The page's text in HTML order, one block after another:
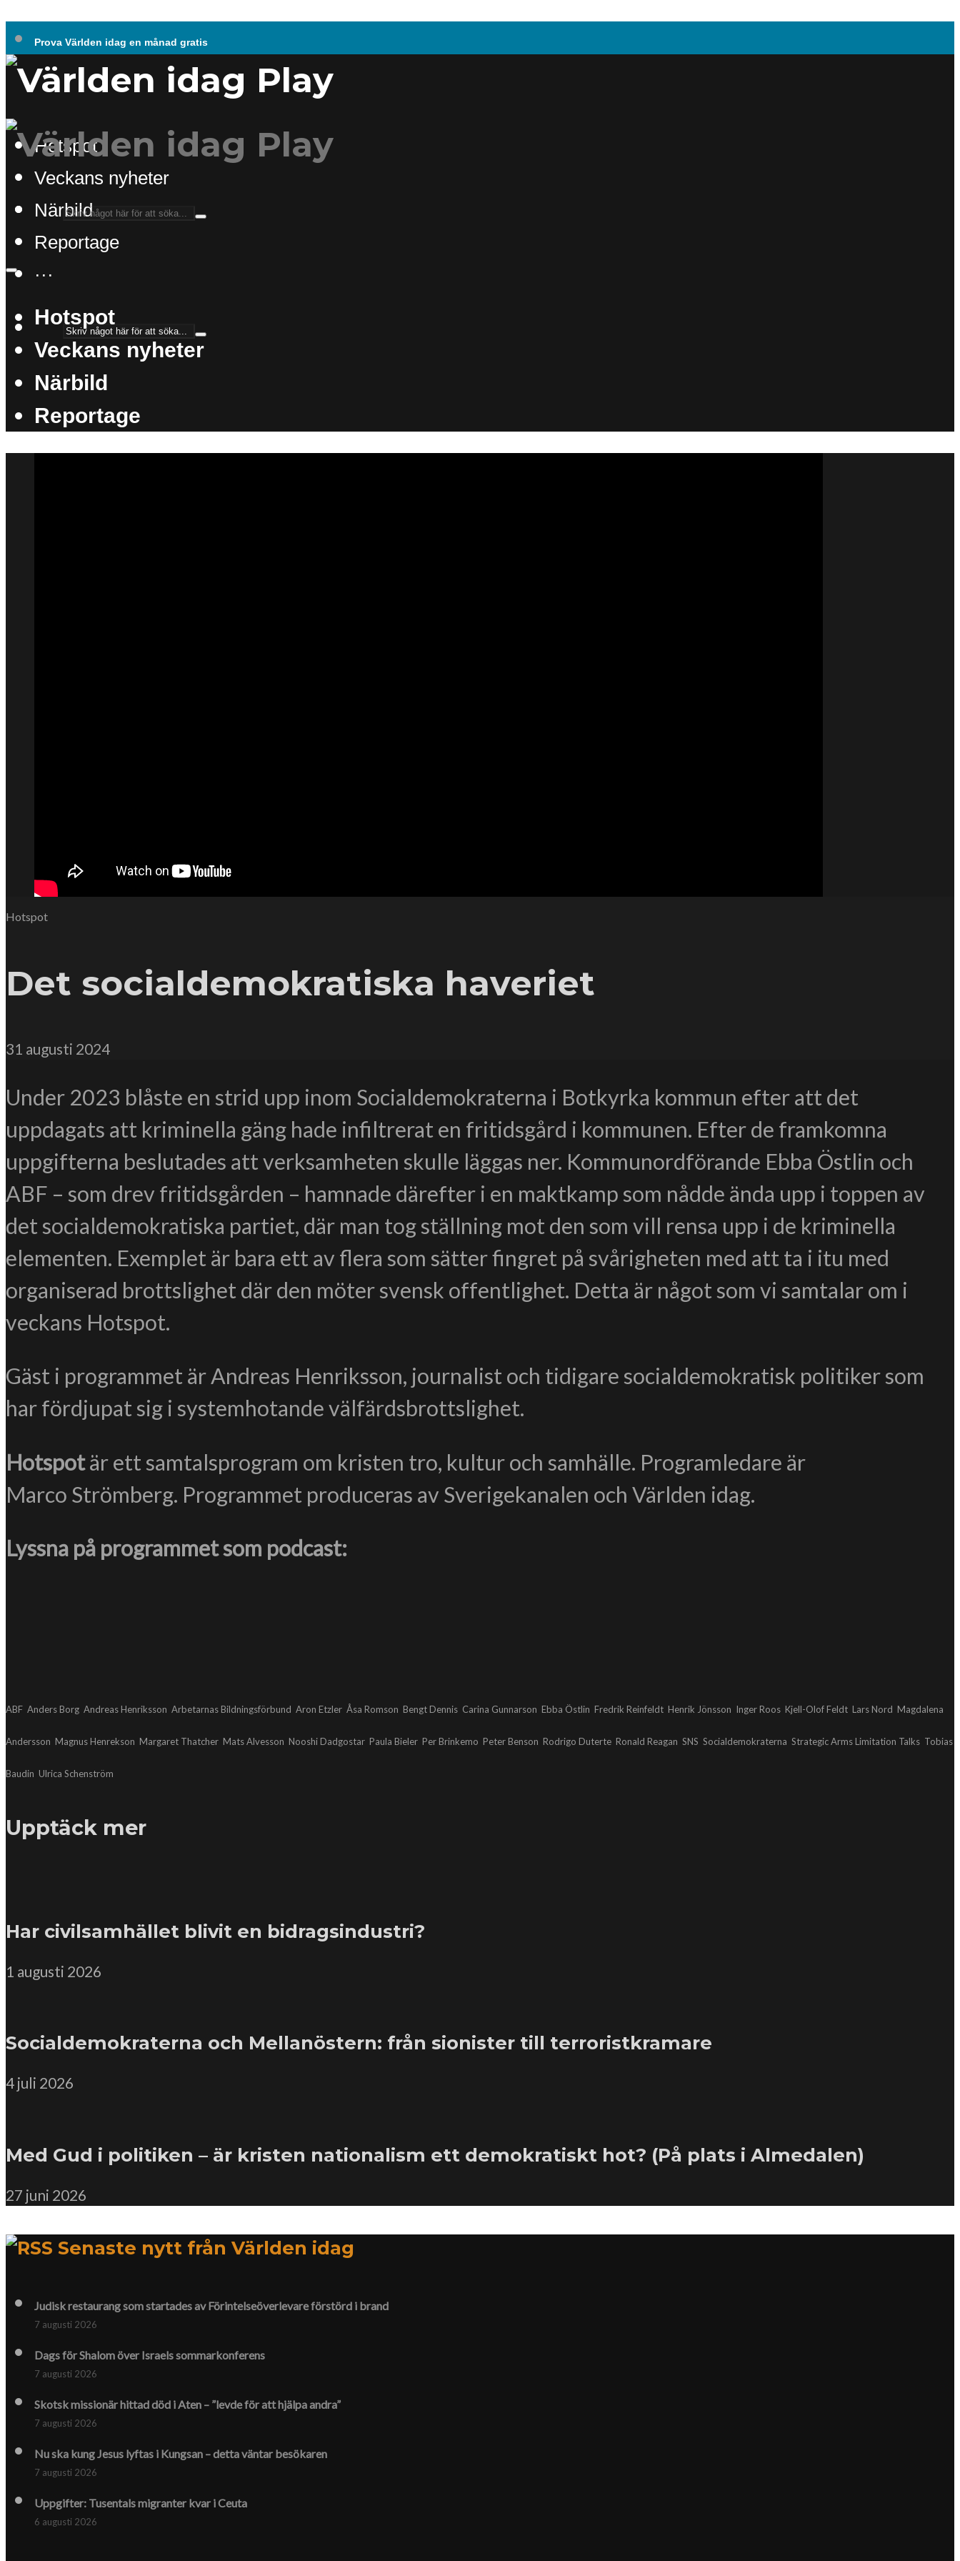
Prova Världen idag en månad gratis
Hotspot
Veckans nyheter
Närbild
Reportage
···
Hotspot
Veckans nyheter
Närbild
Reportage
Hotspot
Det socialdemokratiska haveriet
31 augusti 2024
Under 2023 blåste en strid upp inom Socialdemokraterna i Botkyrka kommun efter att det
uppdagats att kriminella gäng hade infiltrerat en fritidsgård i kommunen. Efter de framkomna
uppgifterna beslutades att verksamheten skulle läggas ner. Kommunordförande Ebba Östlin och
ABF – som drev fritidsgården – hamnade därefter i en maktkamp som nådde ända upp i toppen av
det socialdemokratiska partiet, där man tog ställning mot den som vill rensa upp i de kriminella
elementen. Exemplet är bara ett av flera som sätter fingret på svårigheten med att ta i itu med
organiserad brottslighet där den möter svensk offentlighet. Detta är något som vi samtalar om i
veckans Hotspot.
Gäst i programmet är Andreas Henriksson, journalist och tidigare socialdemokratisk politiker som
har fördjupat sig i systemhotande välfärdsbrottslighet.
Hotspotär ett samtalsprogram om kristen tro, kultur och samhälle. Programledare är
Marco Strömberg. Programmet produceras av Sverigekanalen och Världen idag.
Lyssna på programmet som podcast:
ABF Anders Borg Andreas Henriksson Arbetarnas Bildningsförbund Aron Etzler Åsa Romson Bengt Dennis Carina Gunnarson Ebba Östlin Fredrik Reinfeldt Henrik Jönsson Inger Roos Kjell-Olof Feldt Lars Nord Magdalena
Andersson Magnus Henrekson Margaret Thatcher Mats Alvesson Nooshi Dadgostar Paula Bieler Per Brinkemo Peter Benson Rodrigo Duterte Ronald Reagan SNS Socialdemokraterna Strategic Arms Limitation Talks Tobias
Baudin Ulrica Schenström
Upptäck mer
Har civilsamhället blivit en bidragsindustri?
1 augusti 2026
Socialdemokraterna och Mellanöstern: från sionister till terroristkramare
4 juli 2026
Med Gud i politiken – är kristen nationalism ett demokratiskt hot? (På plats i Almedalen)
27 juni 2026
Senaste nytt från Världen idag
Judisk restaurang som startades av Förintelse­överlevare förstörd i brand
7 augusti 2026
Dags för Shalom över Israels sommarkonferens
7 augusti 2026
Skotsk missionär hittad död i Aten – ”levde för att hjälpa andra”
7 augusti 2026
Nu ska kung Jesus lyftas i Kungsan – detta väntar besökaren
7 augusti 2026
Uppgifter: Tusentals migranter kvar i Ceuta
6 augusti 2026